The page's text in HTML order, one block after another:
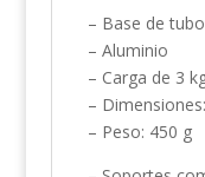
– Base de
– Aluminio
– Carga de 3
–
– Peso: 450 g